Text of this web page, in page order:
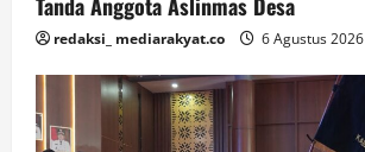
redaksi_ mediarakyat.co 6 Agustus 2026